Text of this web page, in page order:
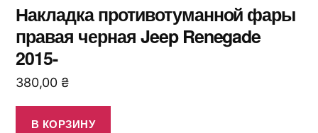
Накладка противотуманной фары
правая черная Jeep Renegade
2015-
380,00 ₴
В КОРЗИНУ